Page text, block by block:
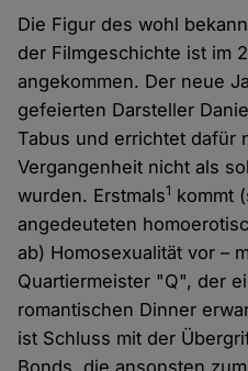
Die Figur des wohl
der Filmgeschichte ist im
angekommen. Der neue
gefeierten Darsteller
Tabus und errichtet dafür
Vergangenheit nicht als
wurden. Erstmals1 kommt
angedeuteten
ab) Homosexualität vor –
Quartiermeister "Q", der
romantischen Dinner
ist Schluss mit der